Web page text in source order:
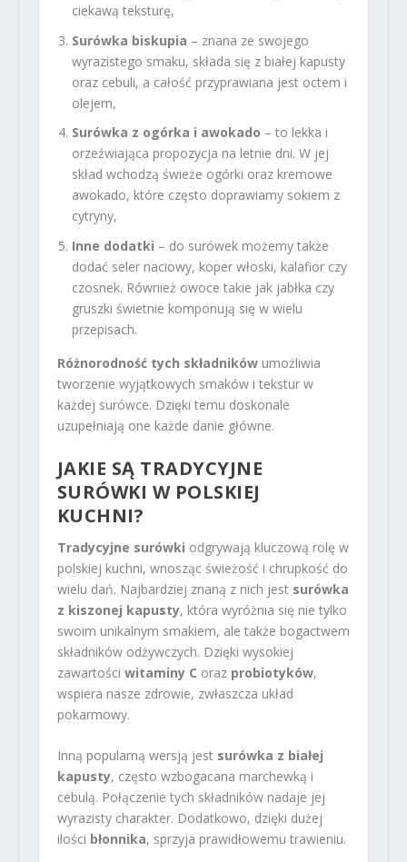
ciekawą teksturę,
Surówka biskupia – znana ze swojego
wyrazistego smaku, składa się z białej kapusty
oraz cebuli, a całość przyprawiana jest octem i
olejem,
Surówka z ogórka i awokado – to lekka i
orzeźwiająca propozycja na letnie dni. W jej
skład wchodzą świeże ogórki oraz kremowe
awokado, które często doprawiamy sokiem z
cytryny,
Inne dodatki – do surówek możemy także
dodać seler naciowy, koper włoski, kalafior czy
czosnek. Również owoce takie jak jabłka czy
gruszki świetnie komponują się w wielu
przepisach.
Różnorodność tych składnikówumożliwia
tworzenie wyjątkowych smaków i tekstur w
każdej surówce. Dzięki temu doskonale
uzupełniają one każde danie główne.
JAKIE SĄ TRADYCYJNE
SURÓWKI W POLSKIEJ
KUCHNI?
Tradycyjne surówki odgrywają kluczową rolę w
polskiej kuchni, wnosząc świeżość i chrupkość do
wielu dań. Najbardziej znaną z nich jest surówka
z kiszonej kapusty, która wyróżnia się nie tylko
swoim unikalnym smakiem, ale także bogactwem
składników odżywczych. Dzięki wysokiej
zawartości witaminy C oraz probiotyków,
wspiera nasze zdrowie, zwłaszcza układ
pokarmowy.
Inną popularną wersją jest surówka z białej
kapusty, często wzbogacana marchewką i
cebulą. Połączenie tych składników nadaje jej
wyrazisty charakter. Dodatkowo, dzięki dużej
ilości błonnika, sprzyja prawidłowemu trawieniu.